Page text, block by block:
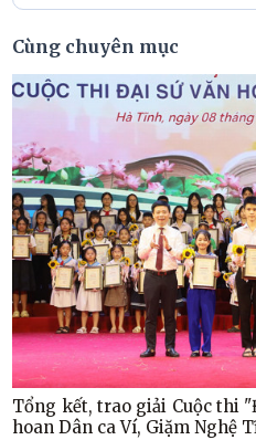
Cùng chuyên mục
Tổng kết, trao giải Cuộc thi
hoan Dân ca Ví, Giặm Nghệ